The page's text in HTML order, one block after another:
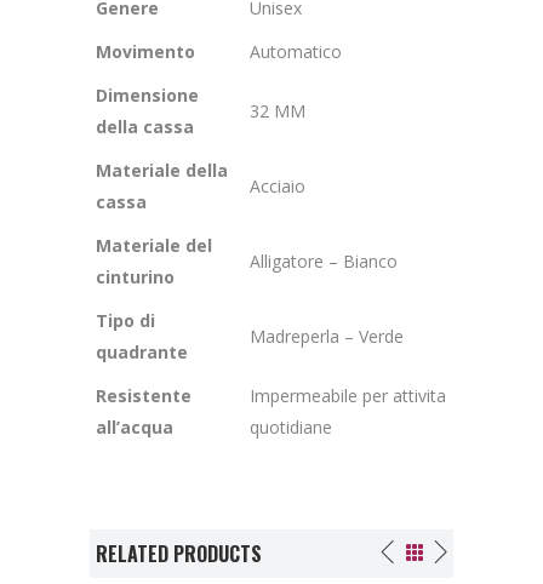
Genere
Unisex
Movimento
Automatico
Dimensione
della cassa
32 MM
Materiale della
cassa
Acciaio
Materiale del
cinturino
Alligatore – Bianco
Tipo di
quadrante
Madreperla – Verde
Resistente
all’acqua
Impermeabile per attivita
quotidiane
RELATED PRODUCTS